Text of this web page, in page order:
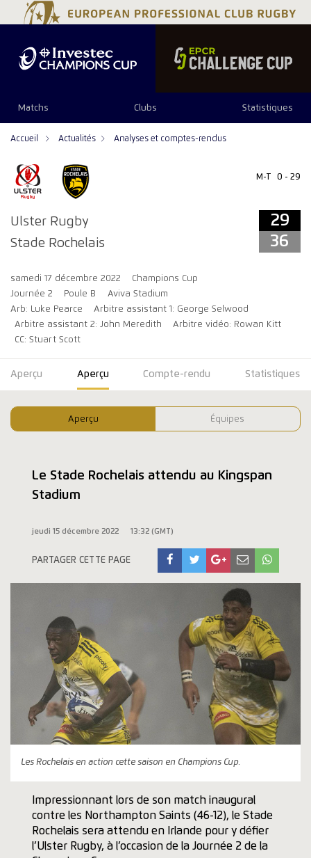
Matchs Clubs Statistiques
Accueil Actualités Analyses et comptes-rendus
Ulster Rugby
Stade Rochelais
M-T 0 - 29
29
36
samedi 17 décembre 2022
Champions Cup
Journée 2
Poule B
Aviva Stadium
Arb: Luke Pearce
Arbitre assistant 1: George Selwood
Arbitre assistant 2: John Meredith
Arbitre vidéo: Rowan Kitt
CC: Stuart Scott
29 36
Aperçu Aperçu Compte-rendu Statistiques
Aperçu Équipes
Le Stade Rochelais attendu au Kingspan
Stadium
jeudi 15 décembre 2022 13:32 (GMT)
PARTAGER CETTE PAGE
Les Rochelais en action cette saison en Champions Cup.
Impressionnant lors de son match inaugural
contre les Northampton Saints (46-12), le Stade
Rochelais sera attendu en Irlande pour y défier
l’Ulster Rugby, à l’occasion de la Journée 2 de la